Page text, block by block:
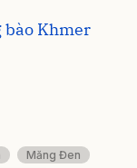
bào Khmer
Măng Đen